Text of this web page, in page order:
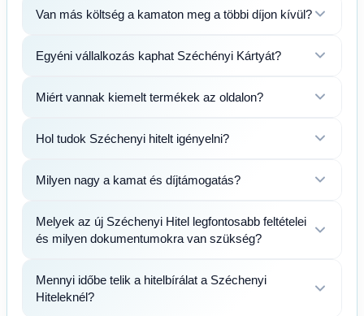
Van más költség a kamaton meg a többi díjon kívül?
Egyéni vállalkozás kaphat Széchényi Kártyát?
Miért vannak kiemelt termékek az oldalon?
Hol tudok Széchenyi hitelt igényelni?
Milyen nagy a kamat és díjtámogatás?
Melyek az új Széchenyi Hitel legfontosabb feltételei
és milyen dokumentumokra van szükség?
Mennyi időbe telik a hitelbírálat a Széchenyi
Hiteleknél?